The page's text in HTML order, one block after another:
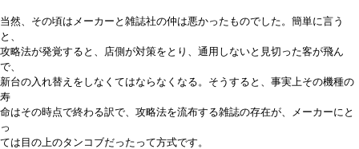
当然、その頃はメーカーと雑誌社の仲は悪かったものでした。簡単に言う
と、
攻略法が発覚すると、店側が対策をとり、通用しないと見切った客が飛ん
で、
新台の入れ替えをしなくてはならなくなる。そうすると、事実上その機種の
寿
命はその時点で終わる訳で、攻略法を流布する雑誌の存在が、メーカーにと
っ
ては目の上のタンコブだったって方式です。